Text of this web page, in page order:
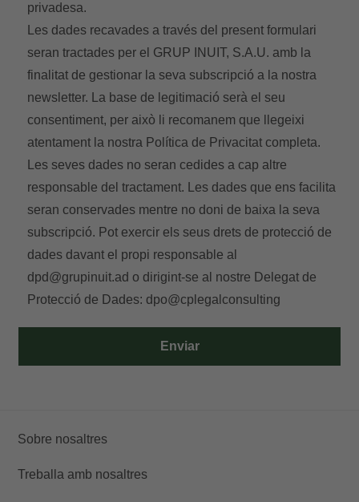
Enviar
privadesa.
Les dades recavades a través del present formulari
seran tractades per el GRUP INUIT, S.A.U. amb la
finalitat de gestionar la seva subscripció a la nostra
newsletter. La base de legitimació serà el seu
consentiment, per això li recomanem que llegeixi
atentament la nostra Política de Privacitat completa.
Les seves dades no seran cedides a cap altre
responsable del tractament. Les dades que ens facilita
seran conservades mentre no doni de baixa la seva
subscripció. Pot exercir els seus drets de protecció de
dades davant el propi responsable al
dpd@grupinuit.ad o dirigint-se al nostre Delegat de
Protecció de Dades:dpo@cplegalconsulting
Sobre nosaltres
Treballa amb nosaltres